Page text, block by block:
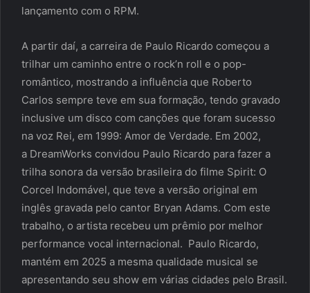
lançamento com o RPM.
A partir daí, a carreira de Paulo Ricardo começou a
trilhar um caminho entre o rock’n roll e o pop-
romântico, mostrando a influência que Roberto
Carlos sempre teve em sua formação, tendo gravado
inclusive um disco com canções que foram sucesso
na voz Rei, em 1999: Amor de Verdade. Em 2002,
a DreamWorks convidou Paulo Ricardo para fazer a
trilha sonora da versão brasileira do filme Spirit: O
Corcel Indomável, que teve a versão original em
inglês gravada pelo cantor Bryan Adams. Com este
trabalho, o artista recebeu um prêmio por melhor
performance vocal internacional. Paulo Ricardo,
mantém em 2025 a mesma qualidade musical se
apresentando seu show em várias cidades pelo Brasil.